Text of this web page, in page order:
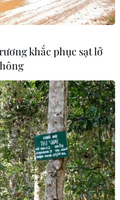
phóng viên và trợ lý
Việt Nam
các văn phòng báo chí
theo các khung giờ khác
cách, tuân thủ nghiêm túc
khắc phục sạt lở